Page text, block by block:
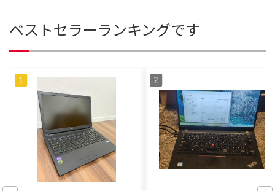
ベストセラーランキングです